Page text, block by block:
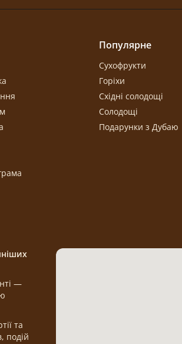
Популярне
Сухофрукти
Горіхи
Східні солодощі
Солодощі
Подарунки з Дубаю
—
та
подій